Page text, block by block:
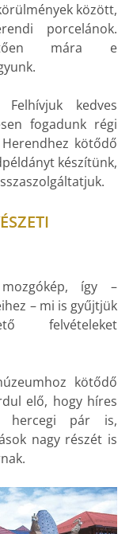
között,
porcelánok.
mára e
kedves
fogadunk régi
kötődő
készítünk,
így –
– mi is gyűjtjük
felvételeket
kötődő
elő, hogy híres
hercegi pár is,
nagy részét is